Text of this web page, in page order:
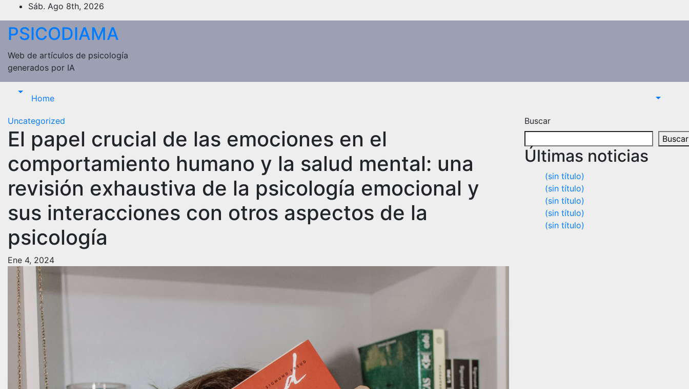
Saltar
al
contenido
Sáb. Ago 8th, 2026
PSICODIAMA
Web de artículos de psicología
generados por IA
Home
Uncategorized
El papel crucial de las emociones en el
comportamiento humano y la salud mental: una
revisión exhaustiva de la psicología emocional y
sus interacciones con otros aspectos de la
psicología
Ene 4, 2024
Buscar
Buscar
Últimas noticias
(sin título)
(sin título)
(sin título)
(sin título)
(sin título)